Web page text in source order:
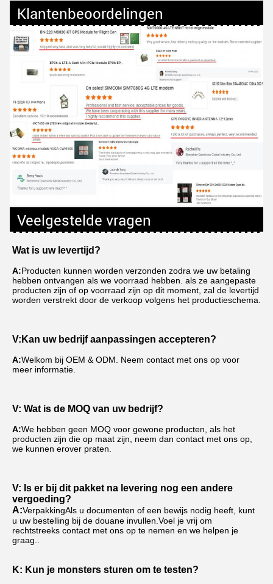
Klantenbeoordelingen
Veelgestelde vragen
Wat is uw levertijd?
A:Producten kunnen worden verzonden zodra we uw betaling
hebben ontvangen als we voorraad hebben. als ze aangepaste
producten zijn of op voorraad zijn op dit moment, zal de levertijd
worden verstrekt door de verkoop volgens het productieschema.
V: Kan uw bedrijf aanpassingen accepteren?
A:Welkom bij OEM & ODM. Neem contact met ons op voor
meer informatie.
V: Wat is de MOQ van uw bedrijf?
A:We hebben geen MOQ voor gewone producten, als het
producten zijn die op maat zijn, neem dan contact met ons op,
we kunnen erover praten.
V: Is er bij dit pakket na levering nog een andere
vergoeding?
A:VerpakkingAls u documenten of een bewijs nodig heeft, kunt
u uw bestelling bij de douane invullen.Voel je vrij om
rechtstreeks contact met ons op te nemen en we helpen je
graag..
K: Kun je monsters sturen om te testen?